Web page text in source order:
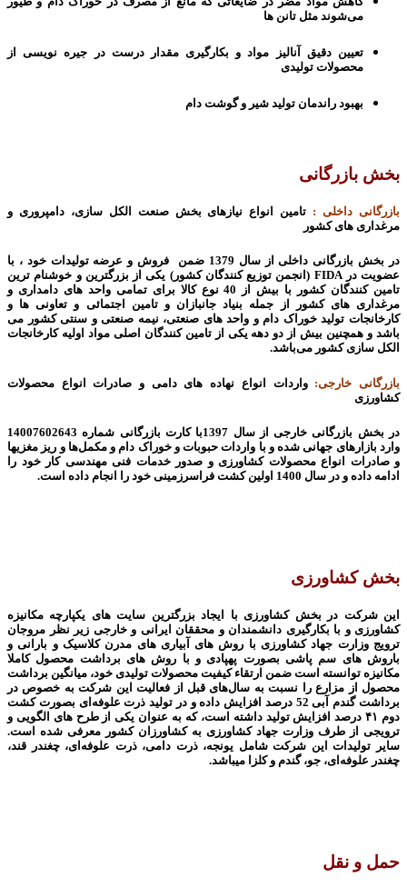
می‌شوند مثل تانن ها
تعیین دقیق آنالیز مواد و بکارگیری مقدار درست در جیره نویسی از
محصولات تولیدی
بهبود راندمان تولید شیر و گوشت دام
بخش بازرگانی
بازرگانی داخلی: تامین انواع نیازهای بخش صنعت الکل سازی، دامپروری و
مرغداری های کشور
در بخش بازرگانی داخلی از سال 1379 ضمن فروش و عرضه تولیدات خود ، با
عضویت در FIDA
(انجمن توزیع کنندگان کشور) یکی از بزرگترین و خوشنام ترین
تامین کنندگان کشور با بیش از 40 نوع کالا برای تمامی واحد های دامداری و
مرغداری های کشور از جمله بنیاد جانبازان و تامین اجتمائی و تعاونی ها و
کارخانجات تولید خوراک دام و واحد های صنعتی، نیمه صنعتی و سنتی کشور می
باشد و همچنین بیش از دو دهه یکی از تامین کنندگان اصلی مواد اولیه کارخانجات
الکل سازی کشور می‌باشد.
بازرگانی خارجی: واردات انواع نهاده های دامی و صادرات انواع محصولات
کشاورزی
در بخش بازرگانی خارجی از سال 1397با کارت بازرگانی شماره 14007602643
وارد بازارهای جهانی شده و با واردات حبوبات و خوراک دام و مکمل‌ها و ریز مغزی­ها
و صادرات انواع محصولات کشاورزی و صدور خدمات فنی مهندسی کار خود را
ادامه داده و در سال 1400 اولین کشت فراسرزمینی خود را انجام داده است.
بخش کشاورزی
این شرکت در بخش کشاورزی با ایجاد بزرگترین سایت های یکپارچه مکانیزه
کشاورزی و با بکارگیری دانشمندان و محققان ایرانی و خارجی زیر نظر مروجان
ترویج وزارت جهاد کشاورزی با روش های آبیاری های مدرن کلاسیک و بارانی و
باروش های سم پاشی بصورت پهپادی و با روش های برداشت محصول کاملا
مکانیزه توانسته است ضمن ارتقاء کیفیت محصولات تولیدی خود، میانگین برداشت
محصول از مزارع را نسبت به سال‌های قبل از فعالیت این شرکت به خصوص در
برداشت گندم آبی 52 درصد افزایش داده و در تولید ذرت علوفه‌ای بصورت کشت
دوم ۴۱ درصد افزایش تولید داشته است، که به عنوان یکی از طرح های الگویی و
ترویجی از طرف وزارت جهاد کشاورزی به کشاورزان کشور معرفی شده است.
سایر تولیدات این شرکت شامل یونجه، ذرت دامی، ذرت علوفه‌ای، چغندر قند،
چغندر علوفه‌ای، جو، گندم و کلزا می­باشد.
حمل و نقل